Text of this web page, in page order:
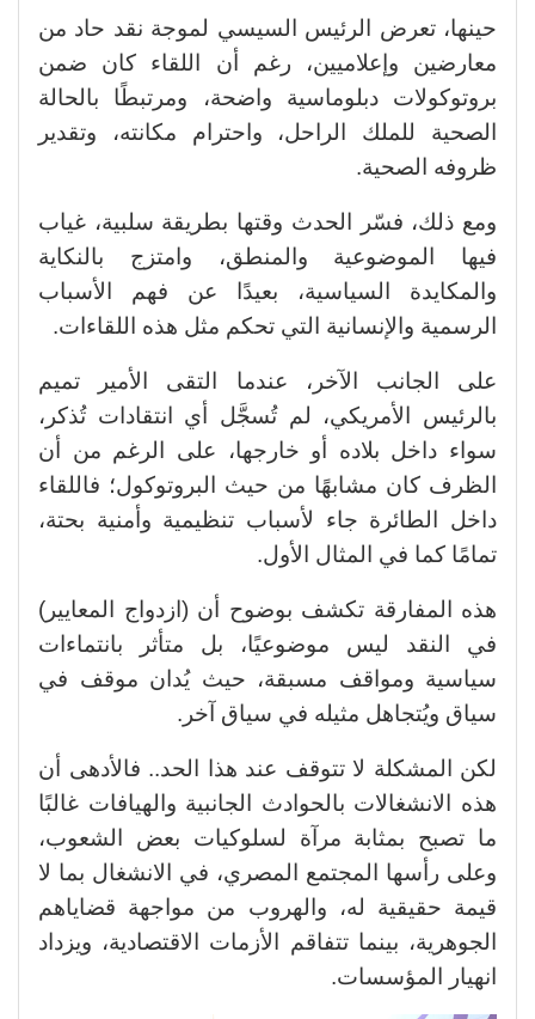
حينها، تعرض الرئيس السيسي لموجة نقد حاد من
معارضين وإعلاميين، رغم أن اللقاء كان ضمن
بروتوكولات دبلوماسية واضحة، ومرتبطًا بالحالة
الصحية للملك الراحل، واحترام مكانته، وتقدير
ظروفه الصحية.
ومع ذلك، فسّر الحدث وقتها بطريقة سلبية، غياب
فيها الموضوعية والمنطق، وامتزج بالنكاية
والمكايدة السياسية، بعيدًا عن فهم الأسباب
الرسمية والإنسانية التي تحكم مثل هذه اللقاءات.
على الجانب الآخر، عندما التقى الأمير تميم
بالرئيس الأمريكي، لم تُسجَّل أي انتقادات تُذكر،
سواء داخل بلاده أو خارجها، على الرغم من أن
الظرف كان مشابهًا من حيث البروتوكول؛ فاللقاء
داخل الطائرة جاء لأسباب تنظيمية وأمنية بحتة،
تمامًا كما في المثال الأول.
هذه المفارقة تكشف بوضوح أن (ازدواج المعايير)
في النقد ليس موضوعيًا، بل متأثر بانتماءات
سياسية ومواقف مسبقة، حيث يُدان موقف في
سياق ويُتجاهل مثيله في سياق آخر.
لكن المشكلة لا تتوقف عند هذا الحد.. فالأدهى أن
هذه الانشغالات بالحوادث الجانبية والهيافات غالبًا
ما تصبح بمثابة مرآة لسلوكيات بعض الشعوب،
وعلى رأسها المجتمع المصري، في الانشغال بما لا
قيمة حقيقية له، والهروب من مواجهة قضاياهم
الجوهرية، بينما تتفاقم الأزمات الاقتصادية، ويزداد
انهيار المؤسسات.